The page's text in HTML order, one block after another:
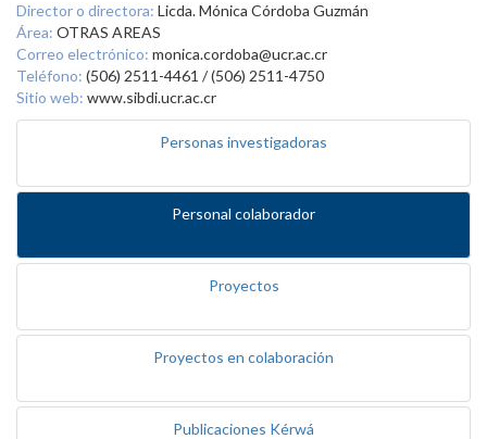
Director o directora: Licda. Mónica Córdoba Guzmán
Área: OTRAS AREAS
Correo electrónico: monica.cordoba@ucr.ac.cr
Teléfono: (506) 2511-4461 / (506) 2511-4750
Sitio web: www.sibdi.ucr.ac.cr
Personas investigadoras
Personal colaborador
Proyectos
Proyectos en colaboración
Publicaciones Kérwá